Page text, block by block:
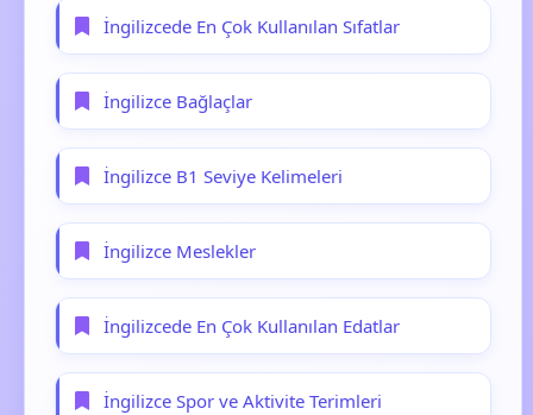
İngilizcede En Çok Kullanılan Sıfatlar
İngilizce Bağlaçlar
İngilizce B1 Seviye Kelimeleri
İngilizce Meslekler
İngilizcede En Çok Kullanılan Edatlar
İngilizce Spor ve Aktivite Terimleri